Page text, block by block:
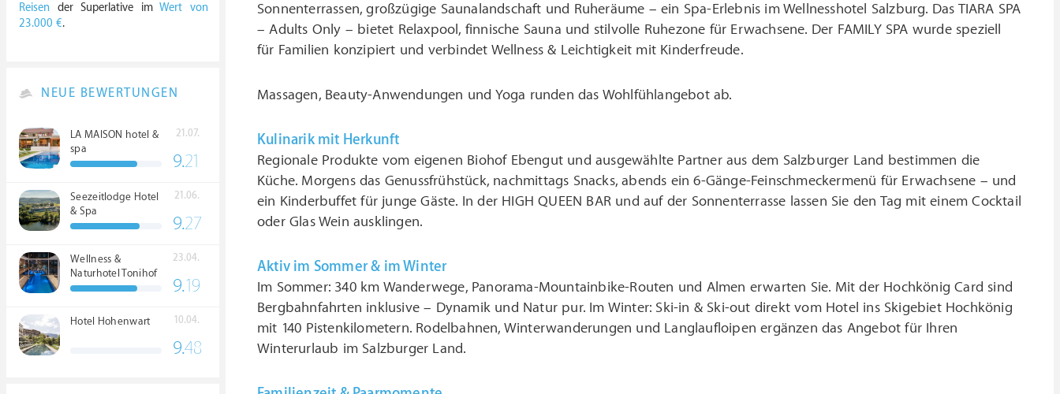
Sonnenterrassen, großzügige Saunalandschaft und Ruheräume – ein Spa-Erlebnis im Wellnesshotel Salzburg. Das TIARA SPA
– Adults Only – bietet Relaxpool, finnische Sauna und stilvolle Ruhezone für Erwachsene. Der FAMILY SPA wurde speziell
für Familien konzipiert und verbindet Wellness & Leichtigkeit mit Kinderfreude.
Massagen, Beauty-Anwendungen und Yoga runden das Wohlfühlangebot ab.
Kulinarik mit Herkunft
Regionale Produkte vom eigenen Biohof Ebengut und ausgewählte Partner aus dem Salzburger Land bestimmen die
Küche. Morgens das Genussfrühstück, nachmittags Snacks, abends ein 6-Gänge-Feinschmeckermenü für Erwachsene – und
ein Kinderbuffet für junge Gäste. In der HIGH QUEEN BAR und auf der Sonnenterrasse lassen Sie den Tag mit einem Cocktail
oder Glas Wein ausklingen.
Aktiv im Sommer & im Winter
Im Sommer: 340 km Wanderwege, Panorama-Mountainbike-Routen und Almen erwarten Sie. Mit der Hochkönig Card sind
Bergbahnfahrten inklusive – Dynamik und Natur pur. Im Winter: Ski-in & Ski-out direkt vom Hotel ins Skigebiet Hochkönig
mit 140 Pistenkilometern. Rodelbahnen, Winterwanderungen und Langlaufloipen ergänzen das Angebot für Ihren
Winterurlaub im Salzburger Land.
Reisen der Superlative imWert von
23.000 €.
NEUE BEWERTUNGEN
LA MAISON hotel &
spa
21.07.
9.21
Seezeitlodge Hotel
& Spa
21.06.
9.27
Wellness &
Naturhotel Tonihof
****S
23.04.
9.19
Hotel Hohenwart 10.04.
9.48